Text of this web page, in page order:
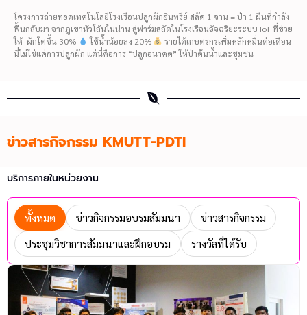
โครงการถ่ายทอดเทคโนโลยีโรงเรือนปลูกผักอินทรีย์ สลัด 1 จาน = ป่า 1 ผืนที่กำลัง
ฟื้นกลับมา จากภูเขาหัวโล้นในน่าน สู่ฟาร์มสลัดในโรงเรือนอัจฉริยะระบบ IoT ที่ช่วย
ให้ ผักโตขึ้น 30%
ใช้น้ำน้อยลง 20%
รายได้เกษตรกรเพิ่มหลักหมื่นต่อเดือน
นี่ไม่ใช่แค่การปลูกผัก แต่นี่คือการ “ปลูกอนาคต” ให้ป่าต้นน้ำและชุมชน
ข่าวสารกิจกรรม KMUTT-PDTI
บริการภายในหน่วยงาน
ทั้งหมด ข่าวกิจกรรมอบรมสัมมนา
ข่าวสารกิจกรรม
ประชุมวิชาการสัมมนาและฝึกอบรม
รางวัลที่ได้รับ